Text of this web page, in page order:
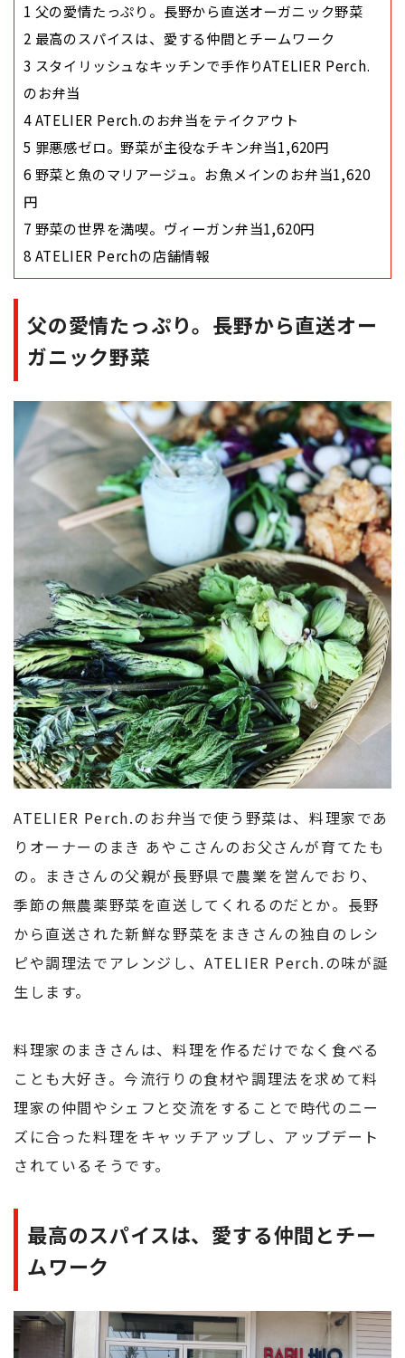
1 父の愛情たっぷり。長野から直送オーガニック野菜
2 最高のスパイスは、愛する仲間とチームワーク
3 スタイリッシュなキッチンで手作りATELIER Perch.
のお弁当
4ATELIER Perch.のお弁当をテイクアウト
5 罪悪感ゼロ。野菜が主役なチキン弁当1,620円
6 野菜と魚のマリアージュ。お魚メインのお弁当1,620
円
7 野菜の世界を満喫。ヴィーガン弁当1,620円
8 ATELIER Perchの店舗情報
父の愛情たっぷり。長野から直送オー
ガニック野菜
ATELIER Perch.のお弁当で使う野菜は、料理家であ
りオーナーのまき あやこさんのお父さんが育てたも
の。まきさんの父親が長野県で農業を営んでおり、
季節の無農薬野菜を直送してくれるのだとか。長野
から直送された新鮮な野菜をまきさんの独自のレシ
ピや調理法でアレンジし、ATELIER Perch.の味が誕
生します。
料理家のまきさんは、料理を作るだけでなく食べる
ことも大好き。今流行りの食材や調理法を求めて料
理家の仲間やシェフと交流をすることで時代のニー
ズに合った料理をキャッチアップし、アップデート
されているそうです。
最高のスパイスは、愛する仲間とチー
ムワーク